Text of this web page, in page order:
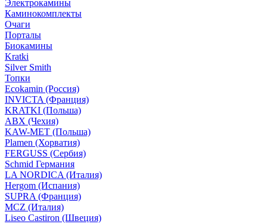
Электрокамины
Каминокомплекты
Очаги
Порталы
Биокамины
Kratki
Silver Smith
Топки
Ecokamin (Россия)
INVICTA (Франция)
KRATKI (Польша)
ABX (Чехия)
KAW-MET (Польша)
Plamen (Хорватия)
FERGUSS (Сербия)
Schmid Германия
LA NORDICA (Италия)
Hergom (Испания)
SUPRA (Франция)
MCZ (Италия)
Liseo Castiron (Швеция)